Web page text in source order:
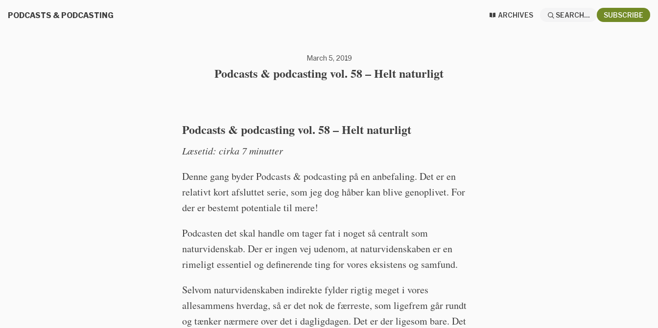
PODCASTS & PODCASTING ARCHIVES SEARCH... SUBSCRIBE
March 5, 2019
Podcasts & podcasting vol. 58 – Helt naturligt
Podcasts & podcasting vol. 58 – Helt naturligt
Læsetid: cirka 7 minutter
Denne gang byder Podcasts & podcasting på en anbefaling. Det er en
relativt kort afsluttet serie, som jeg dog håber kan blive genoplivet. For
der er bestemt potentiale til mere!
Podcasten det skal handle om tager fat i noget så centralt som
naturvidenskab. Der er ingen vej udenom, at naturvidenskaben er en
rimeligt essentiel og definerende ting for vores eksistens og samfund.
Selvom naturvidenskaben indirekte fylder rigtig meget i vores
allesammens hverdag, så er det nok de færreste, som ligefrem går rundt
og tænker nærmere over det i dagligdagen. Det er der ligesom bare. Det